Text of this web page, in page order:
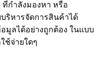
ที่กำลังมองหา หรือ
ริหารจัดการสินค้าได้
มูลได้อย่างถูกต้อง ในแบบ
ช้จ่ายใดๆ